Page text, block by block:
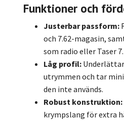
Funktioner och
Justerbar passform:
och 7.62-magasin,
som radio eller Taser 7.
Låg profil:
utrymmen och tar
den inte används.
Robust konstruktion:
krympslang för extra